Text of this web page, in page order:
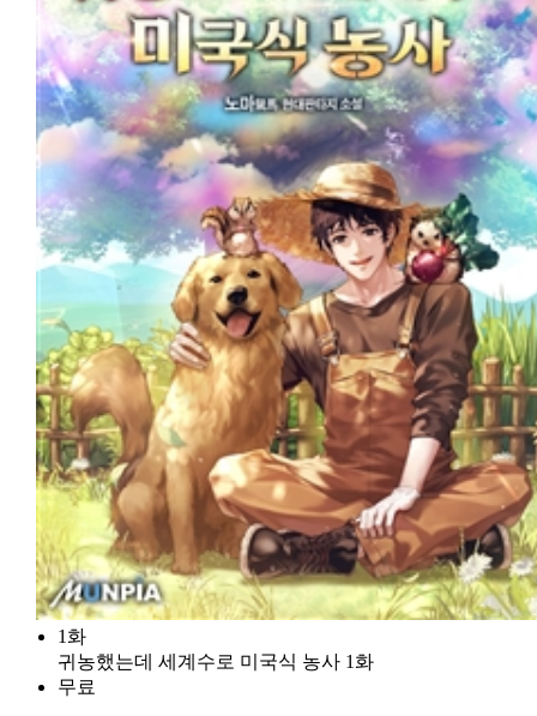
1화
귀농했는데 세계수로 미국식 농사 1화
무료